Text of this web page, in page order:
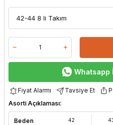
Whatsapp
Fiyat Alarmı Tavsiye Et
Asorti Açıklaması:
Beden
42